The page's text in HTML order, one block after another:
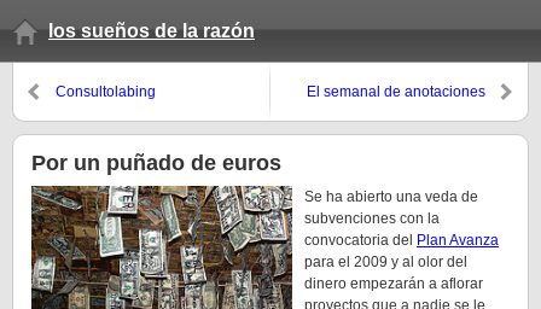
los sueños de la razón
Consultolabing
El semanal de anotaciones
Por un puñado de euros
Se ha abierto una veda de
subvenciones con la
convocatoria del
Plan Avanza
para el 2009 y al olor del
dinero empezarán a aflorar
proyectos que a nadie se le